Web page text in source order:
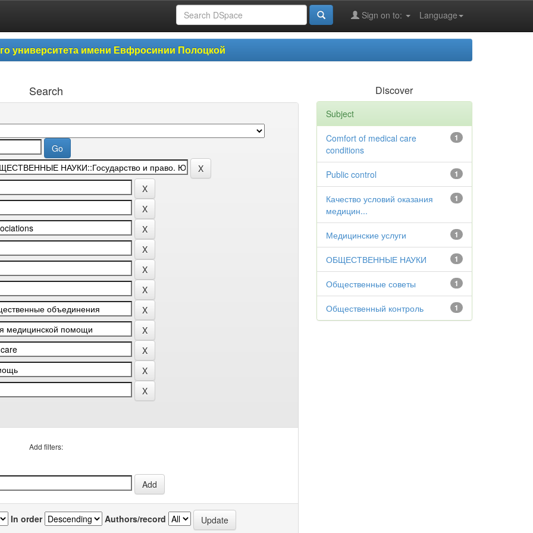
Language
Sign on to:
университета имени Евфросинии Полоцкой
Search
Add filters:
In order Authors/record
Discover
Subject
1
Comfort of medical care
conditions
1
Public control
1
Качество условий оказания
медицин...
1
Медицинские услуги
1
ОБЩЕСТВЕННЫЕ НАУКИ
1
Общественные советы
1
Общественный контроль